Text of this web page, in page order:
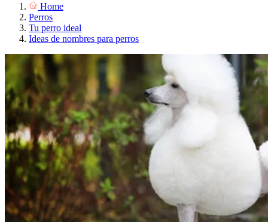
Home
Perros
Tu perro ideal
Ideas de nombres para perros